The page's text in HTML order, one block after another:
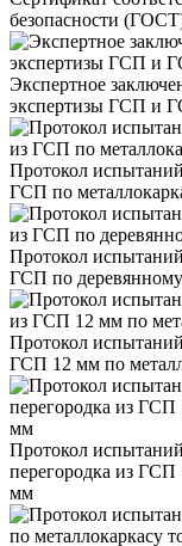
безопасности
Экспертное
экспертизы ГСП и
Протокол
ГСП по
Протокол
ГСП по
Протокол
ГСП 12 мм по
Протокол
перегородка из
мм